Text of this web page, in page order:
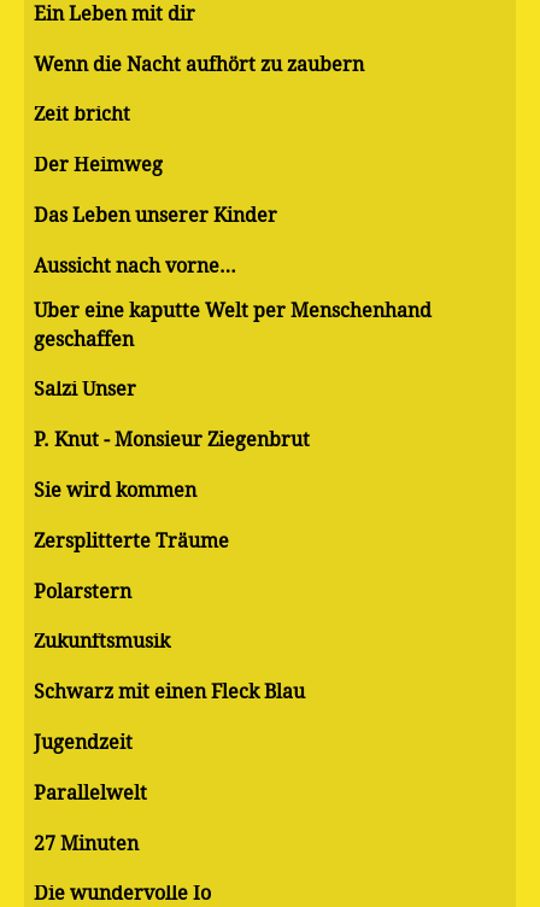
Ein Leben mit dir
Wenn die Nacht aufhört zu zaubern
Zeit bricht
Der Heimweg
Das Leben unserer Kinder
Aussicht nach vorne…
Über eine kaputte Welt per Menschenhand
geschaffen
Salzi Unser
P. Knut - Monsieur Ziegenbrut
Sie wird kommen
Zersplitterte Träume
Polarstern
Zukunftsmusik
Schwarz mit einen Fleck Blau
Jugendzeit
Parallelwelt
27 Minuten
Die wundervolle Io